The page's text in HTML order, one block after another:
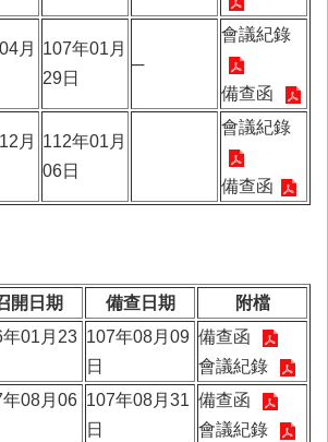
月
107年01月
29日
─
會議紀錄
備查函
月
112年01月
06日
會議紀錄
備查函
開日期 備查日期 附檔
年01月23 107年08月09
日
備查函
會議紀錄
年08月06 107年08月31
日
備查函
會議紀錄